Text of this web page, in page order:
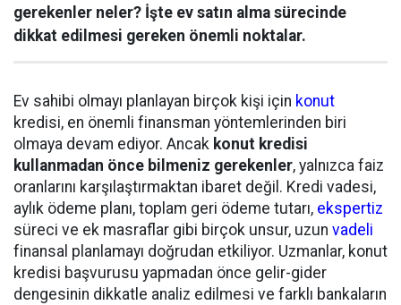
gerekenler neler? İşte ev satın alma sürecinde
dikkat edilmesi gereken önemli noktalar.
Ev sahibi olmayı planlayan birçok kişi için konut
kredisi, en önemli finansman yöntemlerinden biri
olmaya devam ediyor. Ancak konut kredisi
kullanmadan önce bilmeniz gerekenler, yalnızca faiz
oranlarını karşılaştırmaktan ibaret değil. Kredi vadesi,
aylık ödeme planı, toplam geri ödeme tutarı, ekspertiz
süreci ve ek masraflar gibi birçok unsur, uzun vadeli
finansal planlamayı doğrudan etkiliyor. Uzmanlar, konut
kredisi başvurusu yapmadan önce gelir-gider
dengesinin dikkatle analiz edilmesi ve farklı bankaların